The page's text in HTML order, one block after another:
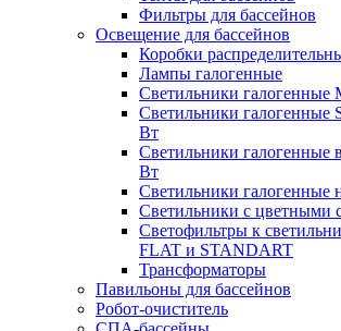
Фильтры для бассейнов
Освещение для бассейнов
Коробки
Лампы галогенные
Светильники галогенные
Светильники галогенные
Вт
Светильники галогенные
Вт
Светильники галогенные
Светильники с цветными
Светофильтры к
FLAT и STANDART
Трансформаторы
Павильоны для бассейнов
Робот-очиститель